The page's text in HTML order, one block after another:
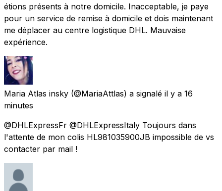
étions présents à notre domicile. Inacceptable, je paye
pour un service de remise à domicile et dois maintenant
me déplacer au centre logistique DHL. Mauvaise
expérience.
Maria Atlas insky (@MariaAttlas) a signalé il y a 16
minutes
@DHLExpressFr @DHLExpressItaly Toujours dans
l'attente de mon colis HL981035900JB impossible de vs
contacter par mail !